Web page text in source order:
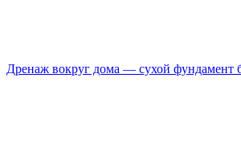
Дренаж вокруг дома — сухой фундамент